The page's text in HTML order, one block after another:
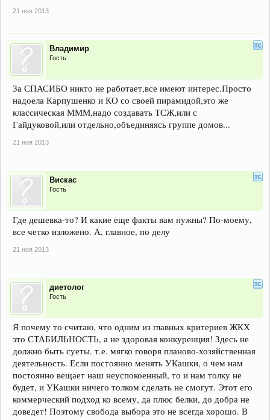
21 ноя 2013
Владимир
Гость
За СПАСИБО никто не работает,все имеют интерес.Просто
надоела Карпушенко и КО со своей пирамидой,это же
классическая МММ,надо создавать ТСЖ,или с
Гайдуковой,или отдельно,объединяясь группе домов...
21 ноя 2013
Вискас
Гость
Где дешевка-то? И какие еще факты вам нужны? По-моему,
все четко изложено. А, главное, по делу
21 ноя 2013
диетолог
Гость
Я почему то считаю, что одним из главных критериев ЖКХ
это СТАБИЛЬНОСТЬ, а не здоровая конкуренция! Здесь не
должно быть суеты. т.е. мягко говоря планово-хозяйственная
деятельность. Если постоянно менять УКашки, о чем нам
постоянно вещает наш неуспокоенный, то и нам толку не
будет, и УКашки ничего толком сделать не смогут. Этот его
коммерческий подход ко всему, да плюс белки, до добра не
доведет! Поэтому свобода выбора это не всегда хорошо. В